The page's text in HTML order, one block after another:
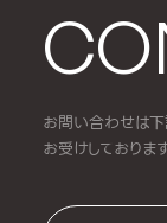
お問い合わせは下
お受けしておりま